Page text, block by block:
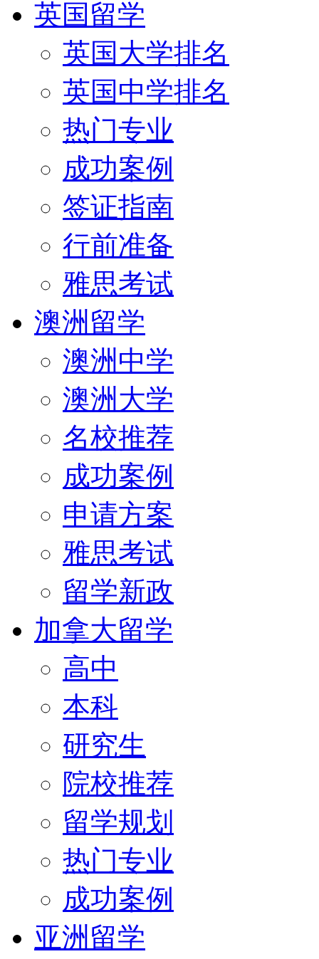
英国留学
英国大学排名
英国中学排名
热门专业
成功案例
签证指南
行前准备
雅思考试
澳洲留学
澳洲中学
澳洲大学
名校推荐
成功案例
申请方案
雅思考试
留学新政
加拿大留学
高中
本科
研究生
院校推荐
留学规划
热门专业
成功案例
亚洲留学